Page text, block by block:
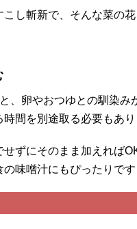
し斬新で、そんな菜の
、卵やおつゆとの馴染み
間を別途取る必要もあり
ずにそのまま加えればOK
味噌汁にもぴったりです